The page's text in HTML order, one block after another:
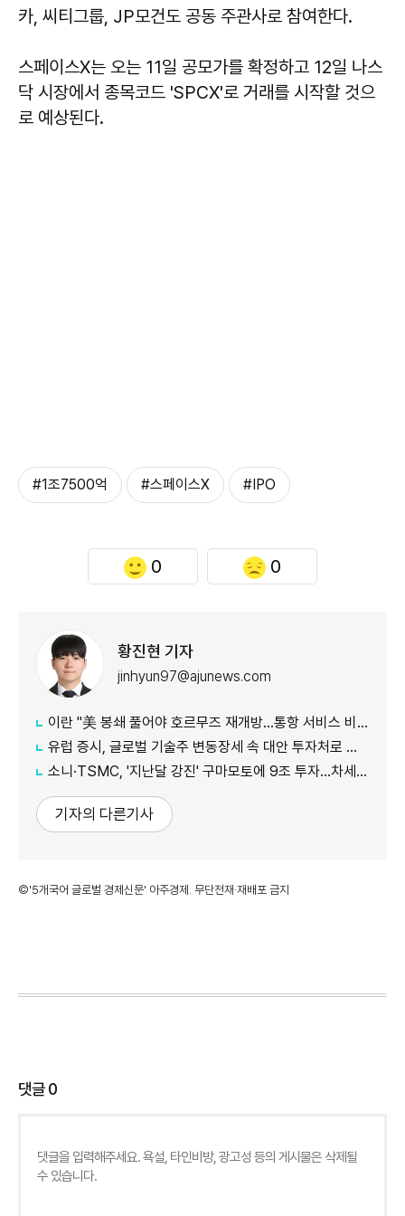
카, 씨티그룹, JP모건도 공동 주관사로 참여한다.
스페이스X는 오는 11일 공모가를 확정하고 12일 나스
닥 시장에서 종목코드 'SPCX'로 거래를 시작할 것으
로 예상된다.
#1조7500억 #스페이스X #IPO
0 0
황진현 기자
jinhyun97@ajunews.com
이란 "美 봉쇄 풀어야 호르무즈 재개방…통항 서비스 비용 받을 수도"
유럽 증시, 글로벌 기술주 변동장세 속 대안 투자처로 부상
소니·TSMC, '지난달 강진' 구마모토에 9조 투자…차세대 이미지센서 양산
기자의 다른기사
©'5개국어 글로벌 경제신문' 아주경제. 무단전재·재배포 금지
댓글0